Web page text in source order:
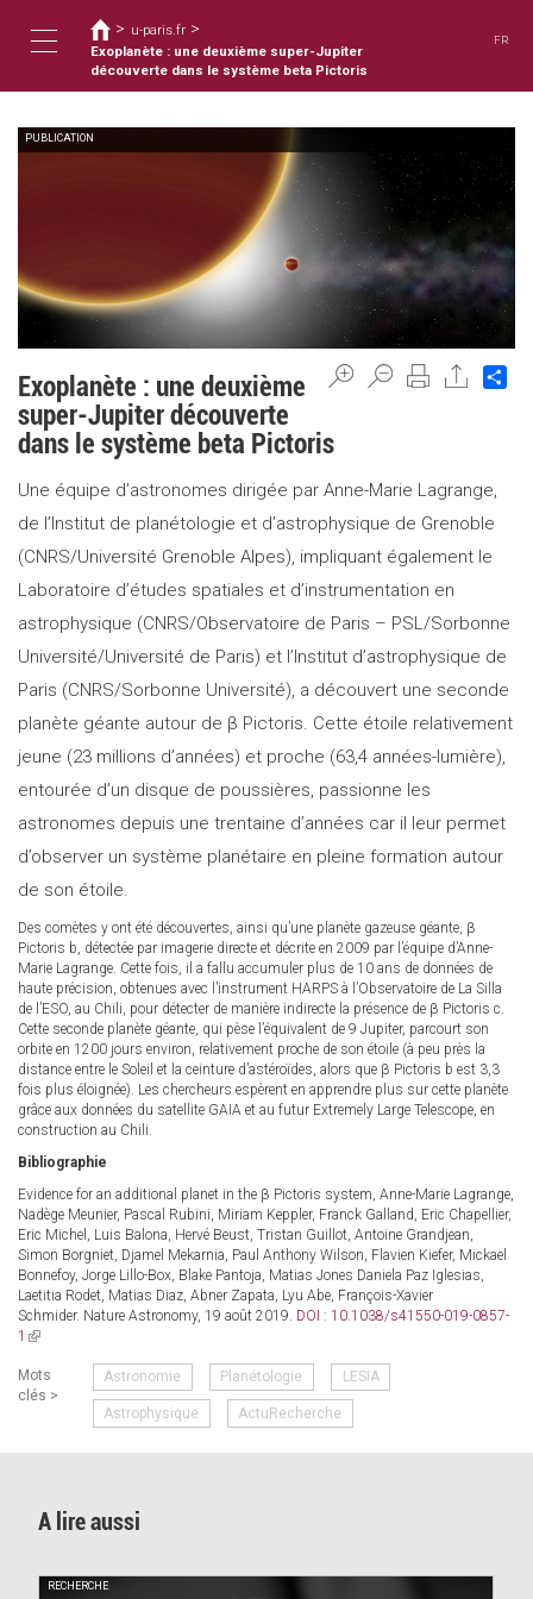
容
Toggle
navigation
您
在
這
裡
> u-paris.fr >
Exoplanète : une deuxième super-Jupiter
découverte dans le système beta Pictoris
FR
PUBLICATION
Exoplanète : une deuxième
super-Jupiter découverte
dans le système beta Pictoris
Une équipe d’astronomes dirigée par Anne-Marie Lagrange,
de l’Institut de planétologie et d’astrophysique de Grenoble
(CNRS/Université Grenoble Alpes), impliquant également le
Laboratoire d’études spatiales et d’instrumentation en
astrophysique (CNRS/Observatoire de Paris – PSL/Sorbonne
Université/Université de Paris) et l’Institut d’astrophysique de
Paris (CNRS/Sorbonne Université), a découvert une seconde
planète géante autour de β Pictoris. Cette étoile relativement
jeune (23 millions d’années) et proche (63,4 années-lumière),
entourée d’un disque de poussières, passionne les
astronomes depuis une trentaine d’années car il leur permet
d’observer un système planétaire en pleine formation autour
de son étoile.
Des comètes y ont été découvertes, ainsi qu’une planète gazeuse géante, β
Pictoris b, détectée par imagerie directe et décrite en 2009 par l’équipe d’Anne-
Marie Lagrange. Cette fois, il a fallu accumuler plus de 10 ans de données de
haute précision, obtenues avec l’instrument HARPS à l’Observatoire de La Silla
de l’ESO, au Chili, pour détecter de manière indirecte la présence de β Pictoris c.
Cette seconde planète géante, qui pèse l’équivalent de 9 Jupiter, parcourt son
orbite en 1200 jours environ, relativement proche de son étoile (à peu près la
distance entre le Soleil et la ceinture d’astéroïdes, alors que β Pictoris b est 3,3
fois plus éloignée). Les chercheurs espèrent en apprendre plus sur cette planète
grâce aux données du satellite GAIA et au futur Extremely Large Telescope, en
construction au Chili.
Bibliographie
Evidence for an additional planet in the β Pictoris system, Anne-Marie Lagrange,
Nadège Meunier, Pascal Rubini, Miriam Keppler, Franck Galland, Eric Chapellier,
Eric Michel, Luis Balona, Hervé Beust, Tristan Guillot, Antoine Grandjean,
Simon Borgniet, Djamel Mekarnia, Paul Anthony Wilson, Flavien Kiefer, Mickael
Bonnefoy, Jorge Lillo-Box, Blake Pantoja, Matias Jones Daniela Paz Iglesias,
Laetitia Rodet, Matias Diaz, Abner Zapata, Lyu Abe, François-Xavier
Schmider. Nature Astronomy, 19 août 2019. DOI : 10.1038/s41550-019-0857-
1 (link
external)
Mots
clés >
Astronomie Planétologie LESIA
Astrophysique ActuRecherche
A lire aussi
RECHERCHE